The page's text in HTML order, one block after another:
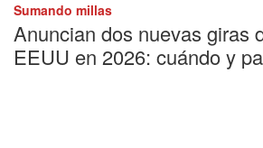
Sumando millas
Anuncian dos nuevas giras
EEUU en 2026: cuándo y